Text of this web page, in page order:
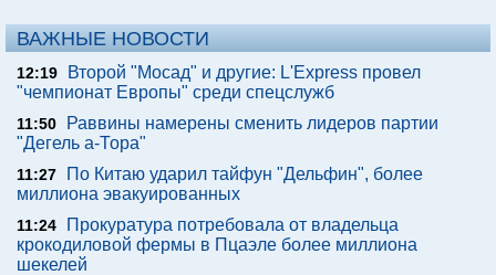
ВАЖНЫЕ НОВОСТИ
12:19
Второй "Мосад" и другие: L'Express провел
"чемпионат Европы" среди спецслужб
11:50
Раввины намерены сменить лидеров партии
"Дегель а-Тора"
11:27
По Китаю ударил тайфун "Дельфин", более
миллиона эвакуированных
11:24
Прокуратура потребовала от владельца
крокодиловой фермы в Пцаэле более миллиона
шекелей